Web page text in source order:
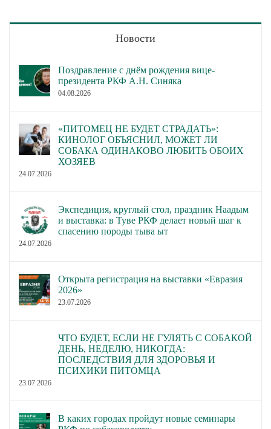
Новости
Поздравление с днём рождения вице-
президента РКФ А.Н. Синяка
04.08.2026
«ПИТОМЕЦ НЕ БУДЕТ СТРАДАТЬ»:
КИНОЛОГ ОБЪЯСНИЛ, МОЖЕТ ЛИ
СОБАКА ОДИНАКОВО ЛЮБИТЬ ОБОИХ
ХОЗЯЕВ
24.07.2026
Экспедиция, круглый стол, праздник Наадым
и выставка: в Туве РКФ делает новый шаг к
спасению породы тыва ыт
24.07.2026
Открыта регистрация на выставки «Евразия
2026»
23.07.2026
ЧТО БУДЕТ, ЕСЛИ НЕ ГУЛЯТЬ С СОБАКОЙ
ДЕНЬ, НЕДЕЛЮ, НИКОГДА:
ПОСЛЕДСТВИЯ ДЛЯ ЗДОРОВЬЯ И
ПСИХИКИ ПИТОМЦА
23.07.2026
В каких городах пройдут новые семинары